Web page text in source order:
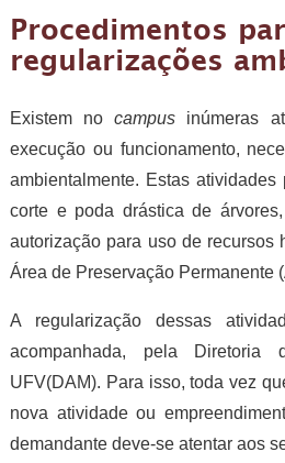
Procedimentos
regularizações
Existem nocampus inúmeras
execução ou funcionamento,
ambientalmente. Estas
corte e poda drástica de
autorização para uso de recursos
Área de Preservação Permanente
A regularização dessas
acompanhada, pela
UFV(DAM). Para isso, toda vez
nova atividade ou
demandante deve-se atentar aos